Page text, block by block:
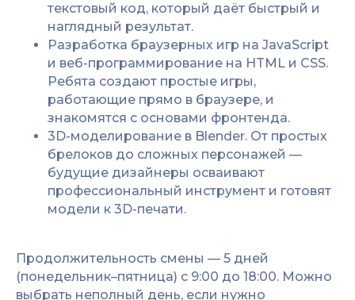
текстовый код, который даёт быстрый и
наглядный результат.
Разработка браузерных игр на JavaScript
и веб-программирование на HTML и CSS.
Ребята создают простые игры,
работающие прямо в браузере, и
знакомятся с основами фронтенда.
3D-моделирование в Blender. От простых
брелоков до сложных персонажей —
будущие дизайнеры осваивают
профессиональный инструмент и готовят
модели к 3D-печати.
Продолжительность смены — 5 дней
(понедельник–пятница) с 9:00 до 18:00. Можно
выбрать неполный день, если нужно